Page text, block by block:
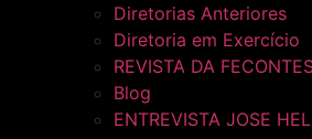
Diretorias Anteriores
Diretoria em Exercício
REVISTA DA
Blog
ENTREVISTA JOSE